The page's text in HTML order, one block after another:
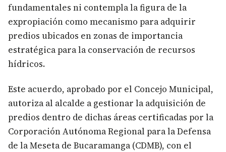
fundamentales ni contempla la figura de la
expropiación como mecanismo para adquirir
predios ubicados en zonas de importancia
estratégica para la conservación de recursos
hídricos.
Este acuerdo, aprobado por el Concejo Municipal,
autoriza al alcalde a gestionar la adquisición de
predios dentro de dichas áreas certificadas por la
Corporación Autónoma Regional para la Defensa
de la Meseta de Bucaramanga (CDMB), con el